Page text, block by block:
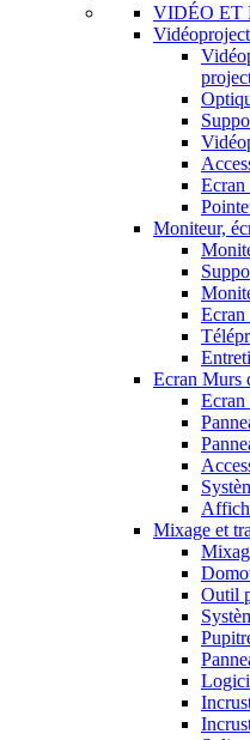
VIDÉO ET
Ecran
Moniteur,
Ecran Murs
Ecran
Mixage et
Outil